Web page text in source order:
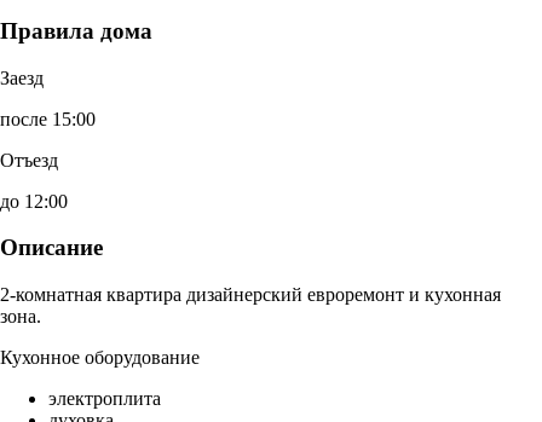
Правила дома
Заезд
после 15:00
Отъезд
до 12:00
Описание
2-комнатная квартира дизайнерский евроремонт и кухонная
зона.
Кухонное оборудование
электроплита